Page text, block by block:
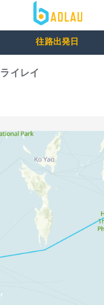
往路出発日
ライレイ